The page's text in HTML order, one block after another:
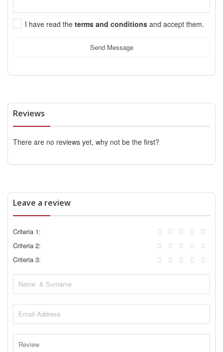
I have read the terms and conditions and accept them.
Send Message
Reviews
There are no reviews yet, why not be the first?
Leave a review
Criteria 1:
Criteria 2:
Criteria 3: